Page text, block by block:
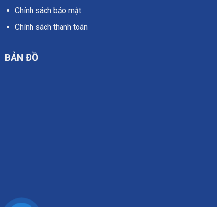
Chính sách bảo mật
Chính sách thanh toán
BẢN ĐỒ